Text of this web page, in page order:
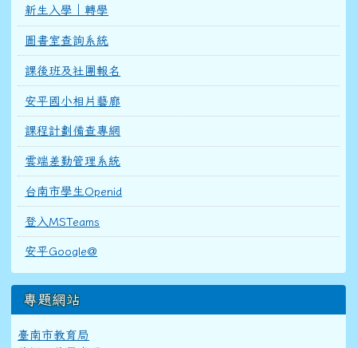
新生入學｜轉學
圖書室查詢系統
課後班及社團報名
安平國小相片藝廊
課程計劃備查專網
雲端差勤管理系統
台南市學生Openid
登入MSTeams
安平Google@
專題網站
臺南市教育局